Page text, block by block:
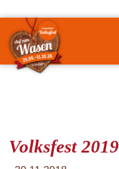
Volksfest 2019